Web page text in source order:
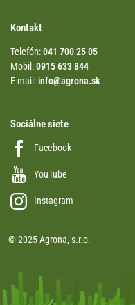
Kontakt
Telefón:041 700 25 05
Mobil:0915 633 844
E-mail:info@agrona.sk
Sociálne siete
Facebook
YouTube
Instagram
© 2025 Agrona, s.r.o.